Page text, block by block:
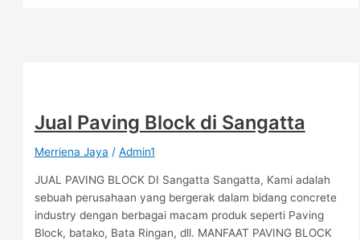
Jual Paving Block di Sangatta
Merriena Jaya / Admin1
JUAL PAVING BLOCK DI Sangatta Sangatta, Kami adalah
sebuah perusahaan yang bergerak dalam bidang concrete
industry dengan berbagai macam produk seperti Paving
Block, batako, Bata Ringan, dll. MANFAAT PAVING BLOCK